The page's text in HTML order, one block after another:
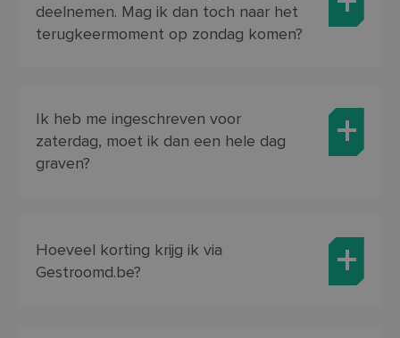
deelnemen. Mag ik dan toch naar het
terugkeermoment op zondag komen?
Ik heb me ingeschreven voor
zaterdag, moet ik dan een hele dag
graven?
Hoeveel korting krijg ik via
Gestroomd.be?